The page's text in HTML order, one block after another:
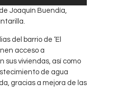
Joaquín Buendía,
del barrio de ‘El
acceso a
sus viviendas, así como
de agua
gracias a mejora de las